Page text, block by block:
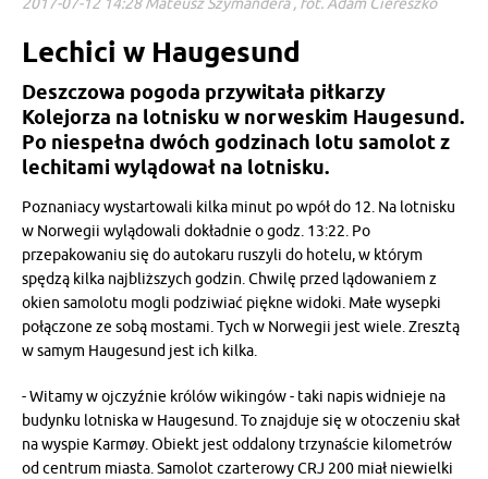
Lechici w Haugesund
Deszczowa pogoda przywitała piłkarzy
Kolejorza na lotnisku w norweskim Haugesund.
Po niespełna dwóch godzinach lotu samolot z
lechitami wylądował na lotnisku.
Poznaniacy wystartowali kilka minut po wpół do 12. Na lotnisku
w Norwegii wylądowali dokładnie o godz. 13:22. Po
przepakowaniu się do autokaru ruszyli do hotelu, w którym
spędzą kilka najbliższych godzin. Chwilę przed lądowaniem z
okien samolotu mogli podziwiać piękne widoki. Małe wysepki
połączone ze sobą mostami. Tych w Norwegii jest wiele. Zresztą
w samym Haugesund jest ich kilka.
- Witamy w ojczyźnie królów wikingów - taki napis widnieje na
budynku lotniska w Haugesund. To znajduje się w otoczeniu skał
na wyspie Karmøy. Obiekt jest oddalony trzynaście kilometrów
od centrum miasta. Samolot czarterowy CRJ 200 miał niewielki